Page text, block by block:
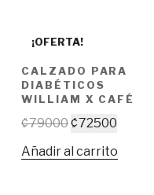
¡OFERTA!
CALZADO PARA
DIABÉTICOS
WILLIAM X CAFÉ
₡79000Original
was:
₡72500
is:
Añadir al carrito